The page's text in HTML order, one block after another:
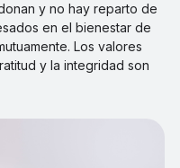
y no hay reparto de
en el bienestar de
Los valores
y la integridad son